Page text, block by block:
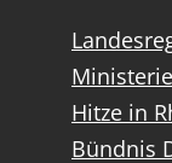
Hitze in
Bündnis